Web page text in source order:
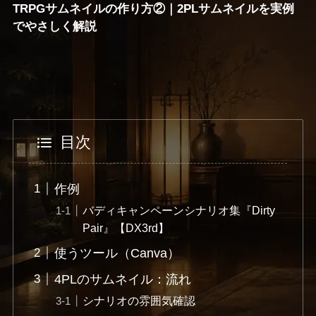
TRPGサムネイルの作り方②｜2PLサムネイルを実例
でやさしく解説
目次
作例
バディキャンペーンシナリオ集『Dirty
Pair』【DX3rd】
使うツール（Canva）
4PLのサムネイル：流れ
シナリオの雰囲気確認